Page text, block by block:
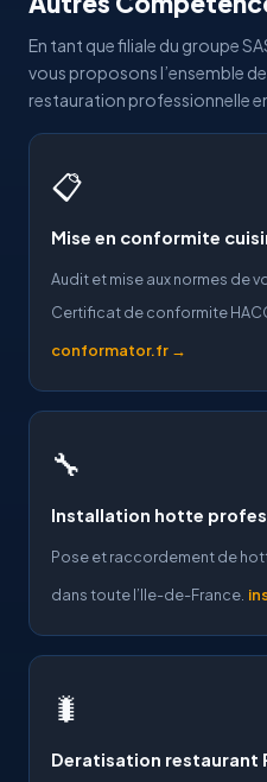
En tant que filiale du groupe
vous proposons l’ensemble
restauration professionnelle
📋
Mise en conformite
Audit et mise aux normes de
Certificat de conformite
conformator.fr →
🔧
Installation hotte
Pose et raccordement de
dans toute l’Ile-de-France.
🐛
Deratisation restaurant